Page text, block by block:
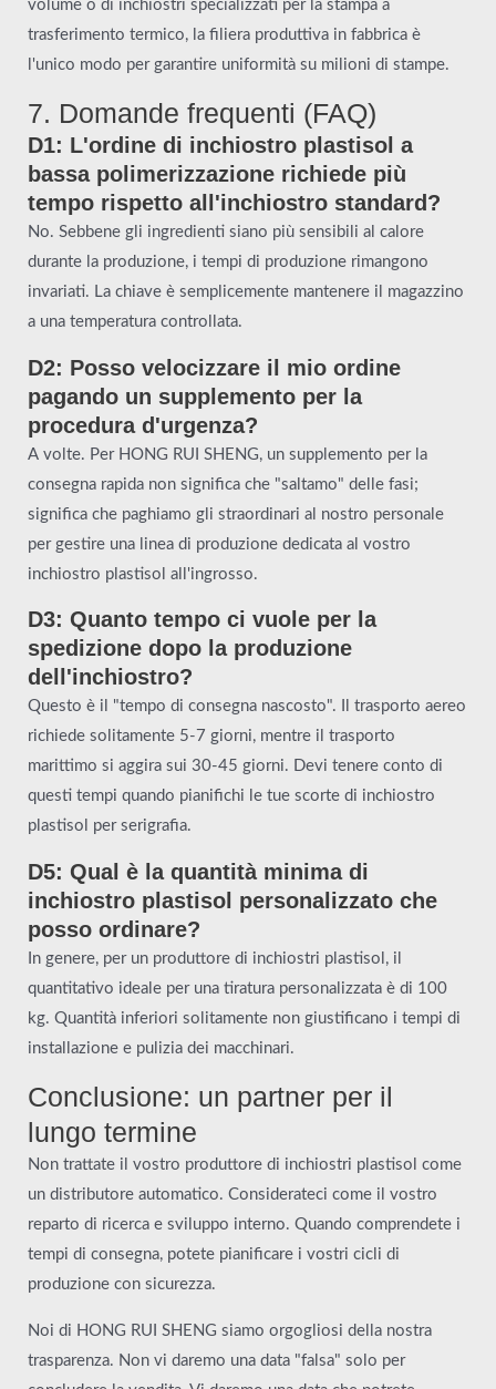
volume o di inchiostri specializzati per la stampa a
trasferimento termico, la filiera produttiva in fabbrica è
l'unico modo per garantire uniformità su milioni di stampe.
7. Domande frequenti (FAQ)
D1: L'ordine di inchiostro plastisol a
bassa polimerizzazione richiede più
tempo rispetto all'inchiostro standard?
No. Sebbene gli ingredienti siano più sensibili al calore
durante la produzione, i tempi di produzione rimangono
invariati. La chiave è semplicemente mantenere il magazzino
a una temperatura controllata.
D2: Posso velocizzare il mio ordine
pagando un supplemento per la
procedura d'urgenza?
A volte. Per HONG RUI SHENG, un supplemento per la
consegna rapida non significa che "saltamo" delle fasi;
significa che paghiamo gli straordinari al nostro personale
per gestire una linea di produzione dedicata al vostro
inchiostro plastisol all'ingrosso.
D3: Quanto tempo ci vuole per la
spedizione dopo la produzione
dell'inchiostro?
Questo è il "tempo di consegna nascosto". Il trasporto aereo
richiede solitamente 5-7 giorni, mentre il trasporto
marittimo si aggira sui 30-45 giorni. Devi tenere conto di
questi tempi quando pianifichi le tue scorte di inchiostro
plastisol per serigrafia.
D5: Qual è la quantità minima di
inchiostro plastisol personalizzato che
posso ordinare?
In genere, per un produttore di inchiostri plastisol, il
quantitativo ideale per una tiratura personalizzata è di 100
kg. Quantità inferiori solitamente non giustificano i tempi di
installazione e pulizia dei macchinari.
Conclusione: un partner per il
lungo termine
Non trattate il vostro produttore di inchiostri plastisol come
un distributore automatico. Considerateci come il vostro
reparto di ricerca e sviluppo interno. Quando comprendete i
tempi di consegna, potete pianificare i vostri cicli di
produzione con sicurezza.
Noi di HONG RUI SHENG siamo orgogliosi della nostra
trasparenza. Non vi daremo una data "falsa" solo per